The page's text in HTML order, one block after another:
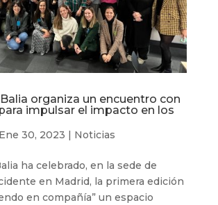
organiza un encuentro con
impulsar el impacto en los
Ene 30, 2023 | Noticias
ha celebrado, en la sede de
en Madrid, la primera edición
en compañía” un espacio